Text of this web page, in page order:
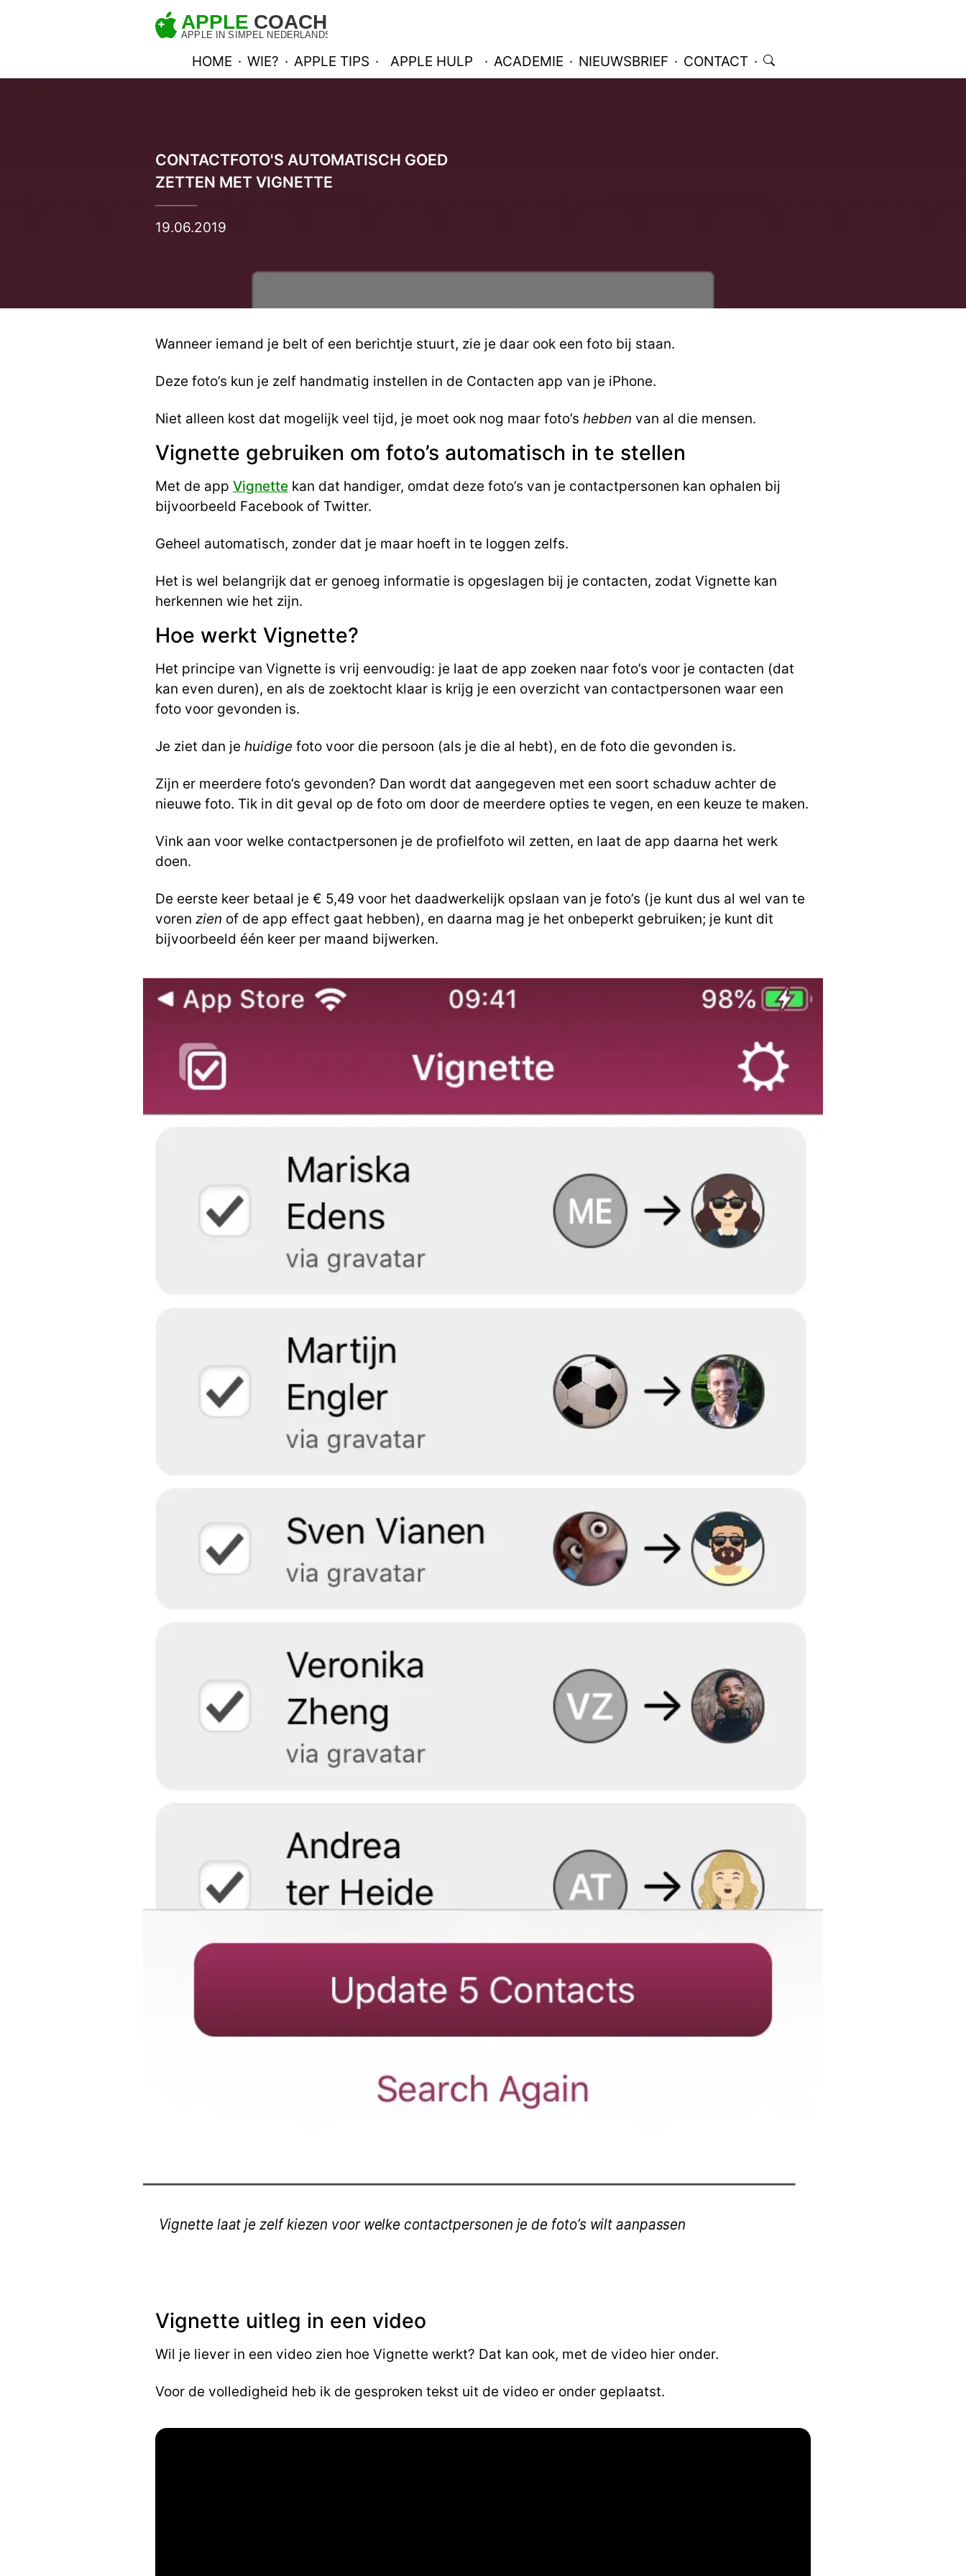
HOME · WIE? · APPLE TIPS · APPLE HULP · ACADEMIE · NIEUWSBRIEF · CONTACT ·
CONTACTFOTO'S AUTOMATISCH GOED
ZETTEN MET VIGNETTE
19.06.2019
Wanneer iemand je belt of een berichtje stuurt, zie je daar ook een foto bij staan.
Deze foto’s kun je zelf handmatig instellen in de Contacten app van je iPhone.
Niet alleen kost dat mogelijk veel tijd, je moet ook nog maar foto’s hebben van al die mensen.
Vignette gebruiken om foto’s automatisch in te stellen
Met de app Vignette kan dat handiger, omdat deze foto’s van je contactpersonen kan ophalen bij
bijvoorbeeld Facebook of Twitter.
Geheel automatisch, zonder dat je maar hoeft in te loggen zelfs.
Het is wel belangrijk dat er genoeg informatie is opgeslagen bij je contacten, zodat Vignette kan
herkennen wie het zijn.
Hoe werkt Vignette?
Het principe van Vignette is vrij eenvoudig: je laat de app zoeken naar foto’s voor je contacten (dat
kan even duren), en als de zoektocht klaar is krijg je een overzicht van contactpersonen waar een
foto voor gevonden is.
Je ziet dan je huidige foto voor die persoon (als je die al hebt), en de foto die gevonden is.
Zijn er meerdere foto’s gevonden? Dan wordt dat aangegeven met een soort schaduw achter de
nieuwe foto. Tik in dit geval op de foto om door de meerdere opties te vegen, en een keuze te maken.
Vink aan voor welke contactpersonen je de profielfoto wil zetten, en laat de app daarna het werk
doen.
De eerste keer betaal je € 5,49 voor het daadwerkelijk opslaan van je foto’s (je kunt dus al wel van te
voren zien of de app effect gaat hebben), en daarna mag je het onbeperkt gebruiken; je kunt dit
bijvoorbeeld één keer per maand bijwerken.
Vignette laat je zelf kiezen voor welke contactpersonen je de foto’s wilt aanpassen
Vignette uitleg in een video
Wil je liever in een video zien hoe Vignette werkt? Dat kan ook, met de video hier onder.
Voor de volledigheid heb ik de gesproken tekst uit de video er onder geplaatst.